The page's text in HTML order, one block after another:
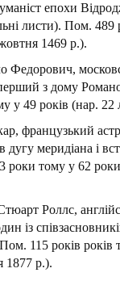
епохи
листи). Пом. 489
1469 р.).
Федорович,
з дому
у 49 років (нар.
французький
дугу меридіана і
роки тому у 62
Роллс,
із
115 років років
1877 р.).